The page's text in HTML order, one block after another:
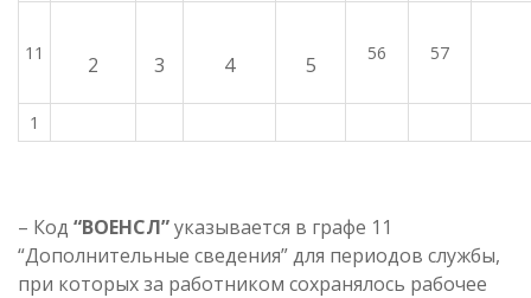
11 2 3 4 5 56 57
1
– Код “ВОЕНСЛ”указывается в графе 11
“Дополнительные сведения” для периодов службы,
при которых за работником сохранялось рабочее